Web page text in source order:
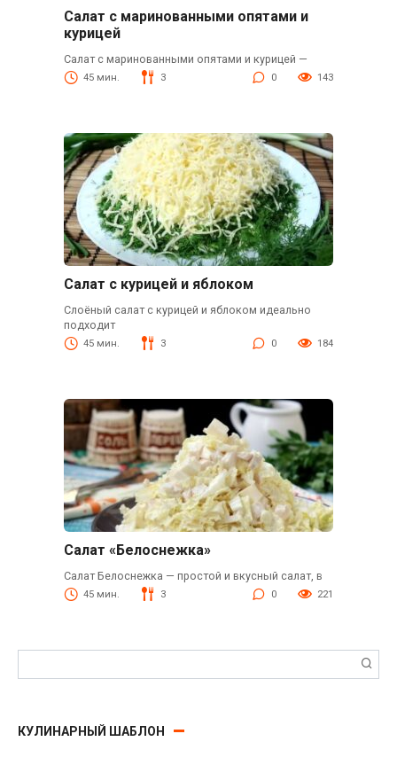
Салат с маринованными опятами и
курицей
Салат с маринованными опятами и курицей —
45 мин. 3 0 143
Салат с курицей и яблоком
Слоёный салат с курицей и яблоком идеально
подходит
45 мин. 3 0 184
Салат «Белоснежка»
Салат Белоснежка — простой и вкусный салат, в
45 мин. 3 0 221
КУЛИНАРНЫЙ ШАБЛОН